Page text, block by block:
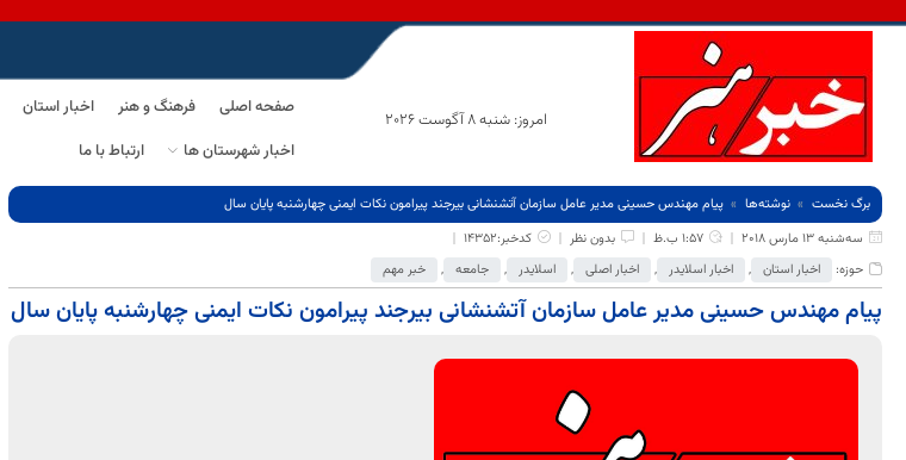
امروز: شنبه 8 آگوست 2026
صفحه اصلی فرهنگ و هنر اخبار استان
اخبار شهرستان ها
ارتباط با ما
برگ نخست نوشته‌ها
پیام مهندس حسینی مدیر عامل سازمان آتشنشانی بیرجند پیرامون نکات ایمنی چهارشنبه پایان سال
سه‌شنبه 13 مارس 2018
1:57 ب.ظ بدون نظر
کدخبر:14352
حوزه:
اخبار استان , اخبار اسلایدر , اخبار اصلی , اسلایدر , جامعه , خبر مهم
پیام مهندس حسینی مدیر عامل سازمان آتشنشانی بیرجند پیرامون نکات ایمنی چهارشنبه پایان سال